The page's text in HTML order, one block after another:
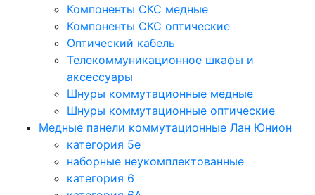
Компоненты СКС медные
Компоненты СКС оптические
Оптический кабель
Телекоммуникационное шкафы и
аксессуары
Шнуры коммутационные медные
Шнуры коммутационные оптические
Медные панели коммутационные Лан Юнион
категория 5e
наборные неукомплектованные
категория 6